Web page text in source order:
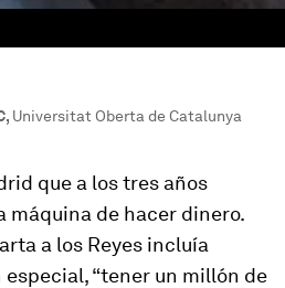
, Universitat Oberta de Catalunya
que a los tres años
máquina de hacer dinero.
a los Reyes incluía
“tener un millón de